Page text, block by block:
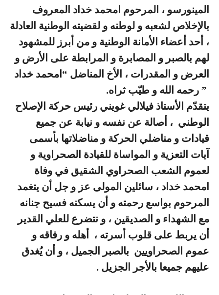
المينورسو ، المرحوم امحمد خداد المعروف
بالإخلاص لشعبه و لوطنه و لقضيته الوطنية العادلة
، أحد أعضاء الأمانة الوطنية و من أبرز للمشهود
لهم بالصبر و المصابرة و المرابطة على الأرض و
العرض و المقدرات ، الأخ المناضل “امحمد خداد
” رحمه الله و طيّب ثراه.
يتقدّم الأستاذ فيلالي غويني رئيس حركة الإصلاح
الوطني ، أصالة عن نفسه و نيابة عن جميع
قيادات و مناضلي الحركة و مناضلاتها بأسمى
آيات التعزية و المواساة للقيادة الصحراوية و
لعموم الشعب الصحراوي الشقيق في وفاة
امحمد خداد ، سائلين المولى عز و جل أن يتغمد
المرحوم بواسع رحمته و أن يسكنه فسيح جنانه
مع الشهداء و الصديقين ، و نتضرع للعلي القدير
أن يربط على قلوب أسرته ، أهله و رفاقه و
عموم الصحراويين بالصبر الجميل ، و أن يُغدق
عليهم جميعا بالأجر الجزيل .